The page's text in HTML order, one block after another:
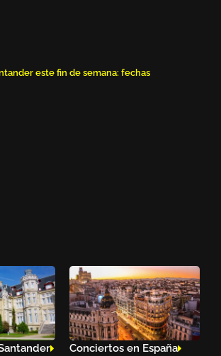
este fin de semana: fechas
Conciertos en España